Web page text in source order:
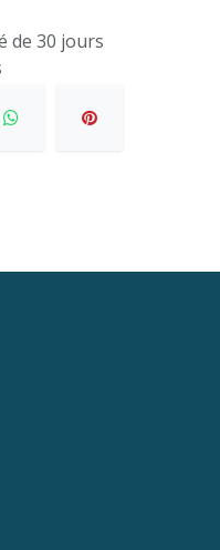
de 30 jours